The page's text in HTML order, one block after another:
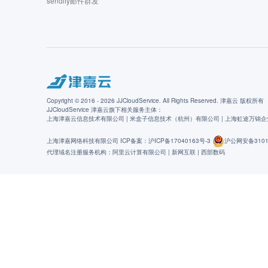
Copyright © 2016 - 2026 JJCloudService. All Rights Reserved. 津嘉云 版权所有
JJCloudService 津嘉云旗下相关服务主体：
上海津嘉云信息技术有限公司 | 米盒子信息技术（杭州）有限公司 | 上海虹途万锦
上海津嘉网络科技有限公司 ICP备案： 沪ICP备17040163号-3
沪公网安备
代理域名注册服务机构：阿里云计算有限公司 | 新网互联 | 西部数码